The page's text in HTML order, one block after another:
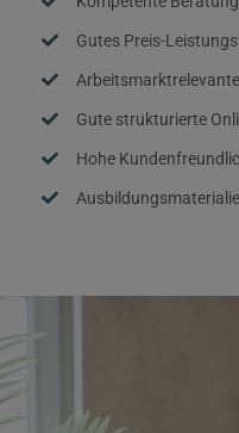
Gutes Preis-
Gute strukturierte
Hohe